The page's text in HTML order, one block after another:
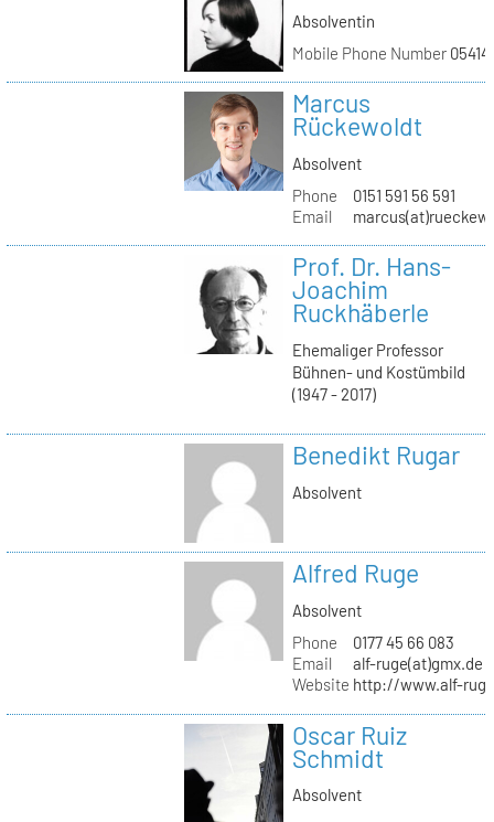
Absolventin
Mobile Phone Number
Marcus
Rückewoldt
Absolvent
Phone
0151 591 56 591
Email
Prof. Dr. Hans-
Joachim
Ruckhäberle
Ehemaliger Professor
Bühnen- und Kostümbild
(1947 - 2017)
Benedikt Rugar
Absolvent
Alfred Ruge
Absolvent
Phone
0177 45 66 083
Email
alf-ruge(at)gmx.de
Website http://www.alf-
Oscar Ruiz
Schmidt
Absolvent